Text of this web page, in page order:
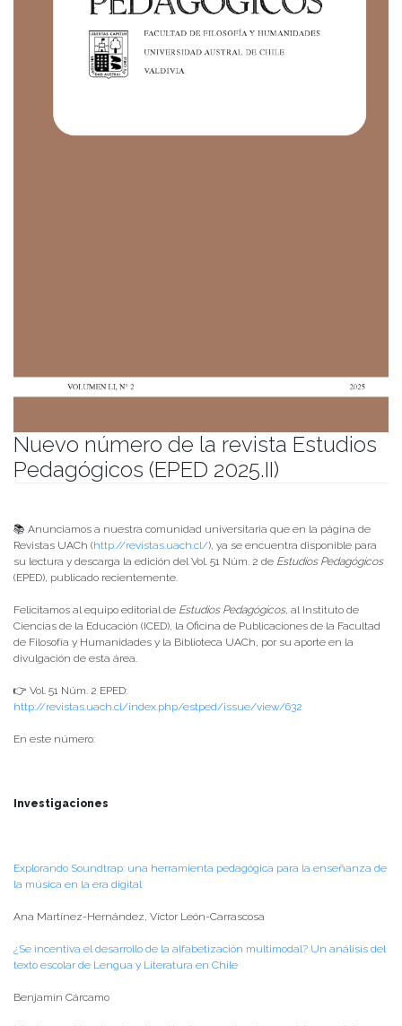
Nuevo número de la revista Estudios
Pedagógicos (EPED 2025.II)
📚 Anunciamos a nuestra comunidad universitaria que en la página de
Revistas UACh (http://revistas.uach.cl/), ya se encuentra disponible para
su lectura y descarga la edición del Vol. 51 Núm. 2 de Estudios Pedagógicos
(EPED), publicado recientemente.
Felicitamos al equipo editorial de Estudios Pedagógicos, al Instituto de
Ciencias de la Educación (ICED), la Oficina de Publicaciones de la Facultad
de Filosofía y Humanidades y la Biblioteca UACh, por su aporte en la
divulgación de esta área.
👉 Vol. 51 Núm. 2 EPED:
http://revistas.uach.cl/index.php/estped/issue/view/632
En este número:
Investigaciones
Explorando Soundtrap: una herramienta pedagógica para la enseñanza de
la música en la era digital
Ana Martínez-Hernández, Víctor León-Carrascosa
¿Se incentiva el desarrollo de la alfabetización multimodal? Un análisis del
texto escolar de Lengua y Literatura en Chile
Benjamín Cárcamo